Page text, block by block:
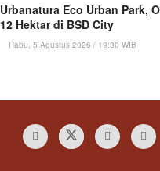
Urbanatura Eco Urban Park,
12 Hektar di BSD City
Rabu, 5 Agustus 2026 / 19:30 WIB